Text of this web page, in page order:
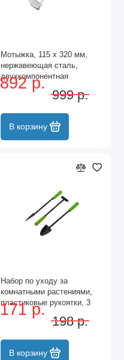
Мотыжка, 115 х 320 мм,
нержавеющая сталь,
двухкомпонентная
рукоятка, Premium Plus,
892 р.
999 р.
В корзину
Набор по уходу за
комнатными растениями,
пластиковые рукоятки, 3
предмета, Palisad
171 р.
198 р.
В корзину